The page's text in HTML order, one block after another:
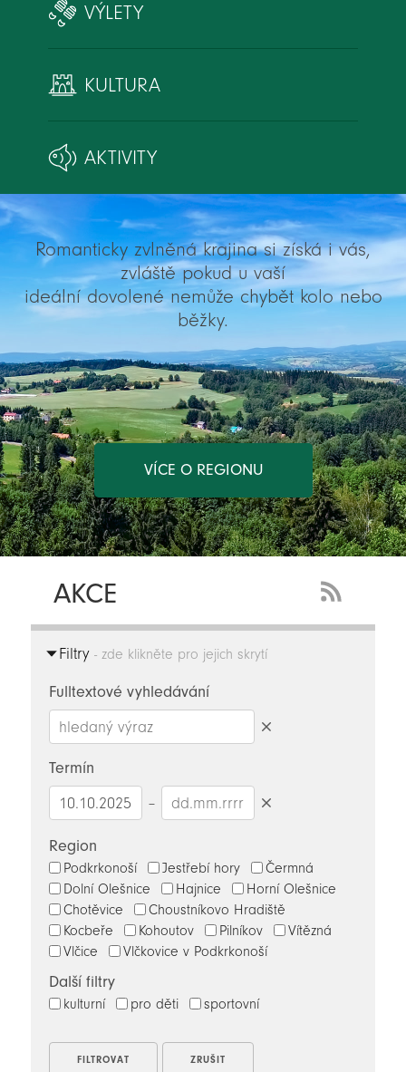
VÝLETY
KULTURA
AKTIVITY
Romanticky zvlněná krajina si získá i vás,
zvláště pokud u vaší
ideální dovolené nemůže chybět kolo nebo
běžky.
VÍCE O REGIONU
AKCE
Feed
Filtry- zde klikněte pro jejich skrytí
Fulltextové vyhledávání
Termín
–
Region
Podkrkonoší Jestřebí hory
Čermná
Dolní Olešnice
Hajnice
Horní Olešnice
Chotěvice
Choustníkovo Hradiště
Kocbeře
Kohoutov Pilníkov
Vítězná
Vlčice
Vlčkovice v Podkrkonoší
Další filtry
kulturní pro děti sportovní